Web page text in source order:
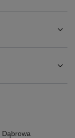
Dąbrowa